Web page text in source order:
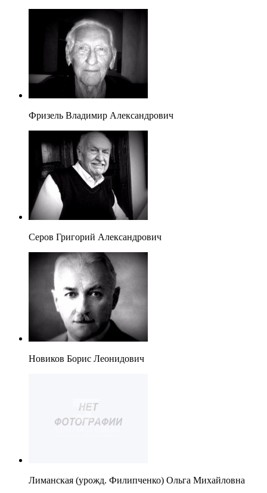
Фризель Владимир Александрович
Серов Григорий Александрович
Новиков Борис Леонидович
Лиманская (урожд. Филипченко) Ольга Михайловна